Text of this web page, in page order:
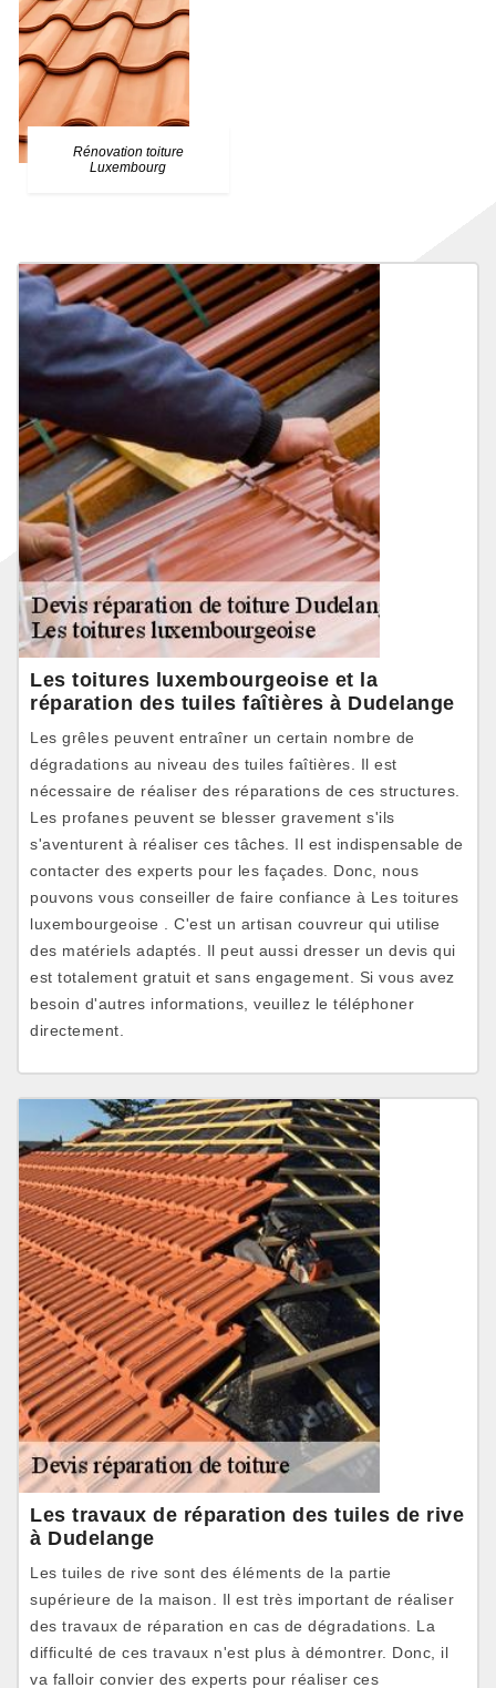
Rénovation toiture
Luxembourg
Les toitures luxembourgeoise et la
réparation des tuiles faîtières à Dudelange
Les grêles peuvent entraîner un certain nombre de
dégradations au niveau des tuiles faîtières. Il est
nécessaire de réaliser des réparations de ces structures.
Les profanes peuvent se blesser gravement s'ils
s'aventurent à réaliser ces tâches. Il est indispensable de
contacter des experts pour les façades. Donc, nous
pouvons vous conseiller de faire confiance à Les toitures
luxembourgeoise . C'est un artisan couvreur qui utilise
des matériels adaptés. Il peut aussi dresser un devis qui
est totalement gratuit et sans engagement. Si vous avez
besoin d'autres informations, veuillez le téléphoner
directement.
Les travaux de réparation des tuiles de rive
à Dudelange
Les tuiles de rive sont des éléments de la partie
supérieure de la maison. Il est très important de réaliser
des travaux de réparation en cas de dégradations. La
difficulté de ces travaux n'est plus à démontrer. Donc, il
va falloir convier des experts pour réaliser ces